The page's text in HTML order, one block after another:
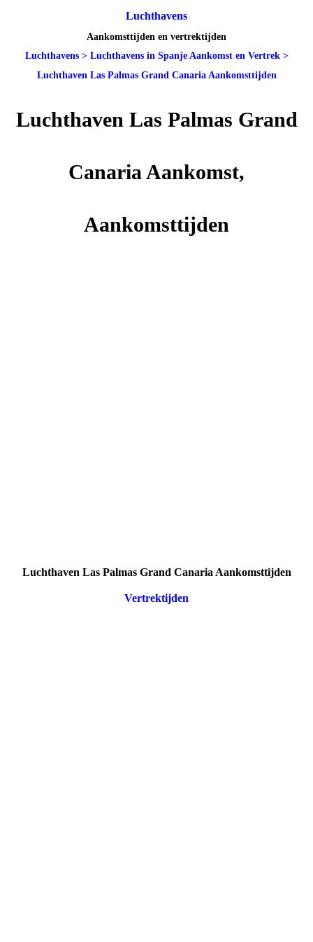
Luchthavens
Aankomsttijden en vertrektijden
Luchthavens> Luchthavens in Spanje Aankomst en Vertrek>
Luchthaven Las Palmas Grand Canaria Aankomsttijden
Luchthaven Las Palmas Grand
Canaria Aankomst,
Aankomsttijden
Luchthaven Las Palmas Grand Canaria Aankomsttijden
Vertrektijden